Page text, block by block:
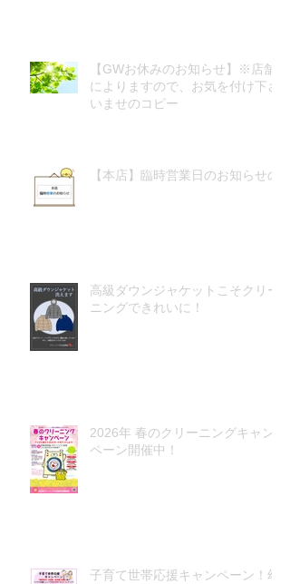
【GWお休みのお知らせ】※店舗
によりますので、お気を付け下さ
いませのコピー
【本店】臨時営業日のお知らせの
高級ダウンジャケットこそクリー
ニングできれいに！
2026年 春のクリーニングキャン
ペーン開催中！
子育て世帯応援キャンペーン！幼